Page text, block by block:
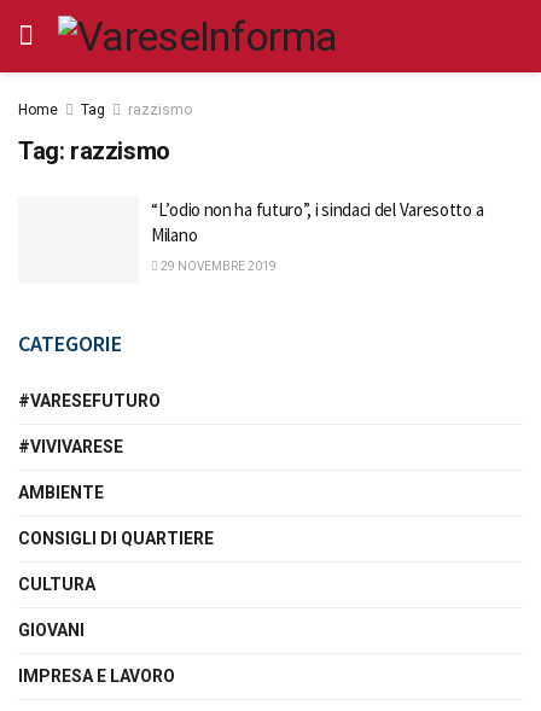
Home Tag razzismo
Tag: razzismo
“L’odio non ha futuro”, i sindaci del Varesotto a
Milano
29 NOVEMBRE 2019
CATEGORIE
#VARESEFUTURO
#VIVIVARESE
AMBIENTE
CONSIGLI DI QUARTIERE
CULTURA
GIOVANI
IMPRESA E LAVORO